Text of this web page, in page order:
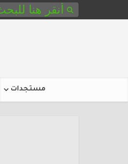
مستجدات